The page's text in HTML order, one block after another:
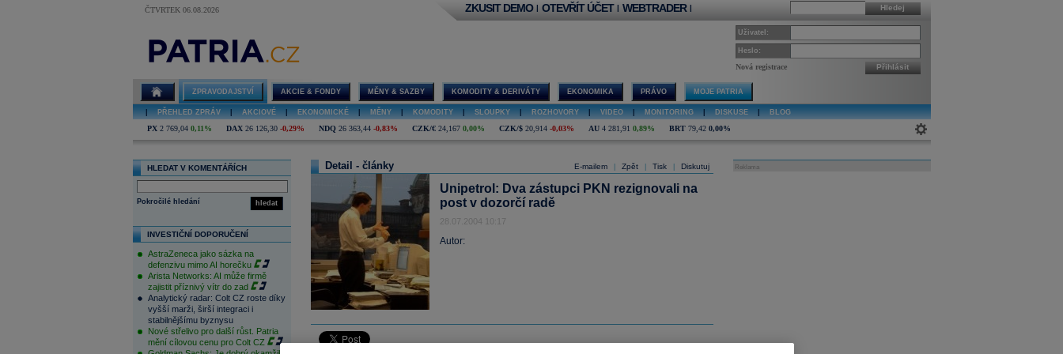
ČTVRTEK 06.08.2026 Hledej
ZKUSIT DEMO | OTEVŘÍT ÚČET | WEBTRADER |
Uživatel:
Heslo:
Nová registrace Přihlásit
ZPRAVODAJSTVÍ AKCIE & FONDY MĚNY & SAZBY KOMODITY & DERIVÁTY EKONOMIKA PRÁVO MOJE PATRIA
PŘEHLED ZPRÁV AKCIOVÉ EKONOMICKÉ MĚNY KOMODITY SLOUPKY ROZHOVORY VIDEO MONITORING DISKUSE BLOG
PX 2 769,04 0,11% DAX 26 126,30 -0,29% NDQ 26 363,44 -0,83% CZK/€ 24,167 0,00% CZK/$ 20,914 -0,03% AU 4 281,91 0,89% BRT 79,42 0,00%
HLEDAT V KOMENTÁŘÍCH
hledat
Pokročilé hledání
INVESTIČNÍ DOPORUČENÍ
AstraZeneca jako sázka na
defenzivu mimo AI horečku
Arista Networks: AI může firmě
zajistit příznivý vítr do zad
Analytický radar: Colt CZ roste díky
vyšší marži, širší integraci i
stabilnějšímu byznysu
Nové střelivo pro další růst. Patria
mění cílovou cenu pro Colt CZ
E-mailem Zpět Tisk Diskutuj
Detail - články
Unipetrol: Dva zástupci PKN rezignovali na
post v dozorčí radě
28.07.2004 10:17
Autor:
Reklama